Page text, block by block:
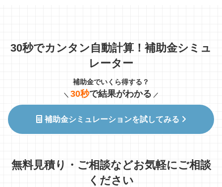
30秒でカンタン自動計算！補助金シミュ
レーター
補助金でいくら得する？
＼ 30秒で結果がわかる ／
補助金シミュレーションを試してみる
無料見積り・ご相談などお気軽にご相談
ください